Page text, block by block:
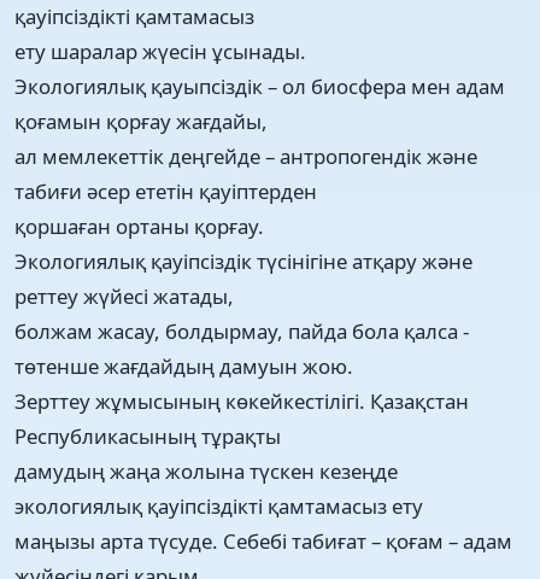
қауіпсіздікті қамтамасыз
ету шаралар жүесін ұсынады.
Экологиялық қауыпсіздік – ол биосфера мен адам
қоғамын қорғау жағдайы,
ал мемлекеттік деңгейде – антропогендік және
табиғи әсер ететін қауіптерден
қоршаған ортаны қорғау.
Экологиялық қауіпсіздік түсінігіне атқару және
реттеу жүйесі жатады,
болжам жасау, болдырмау, пайда бола қалса -
төтенше жағдайдың дамуын жою.
Зерттеу жұмысының көкейкестілігі. Қазақстан
Республикасының тұрақты
дамудың жаңа жолына түскен кезеңде
экологиялық қауіпсіздікті қамтамасыз ету
маңызы арта түсуде. Себебі табиғат – қоғам – адам